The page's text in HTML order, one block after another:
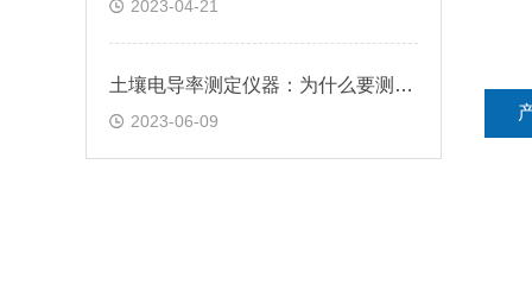
2023-04-21
土壤电导率测定仪器：为什么要测量土壤中的盐分
2023-06-09